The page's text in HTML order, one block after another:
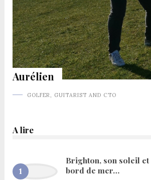
Aurélien
GOLFER, GUITARIST AND CTO
A lire
Brighton, son soleil et
bord de mer…